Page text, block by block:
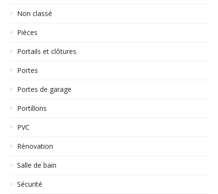
Non classé
Pièces
Portails et clôtures
Portes
Portes de garage
Portillons
PVC
Rénovation
Salle de bain
Sécurité